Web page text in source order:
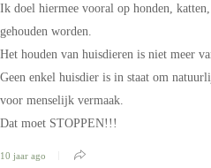
Ik doel hiermee vooral op honden,
gehouden worden.
Het houden van huisdieren is niet meer
Geen enkel huisdier is in staat om
voor menselijk vermaak.
Dat moet STOPPEN!!!
10 jaar ago